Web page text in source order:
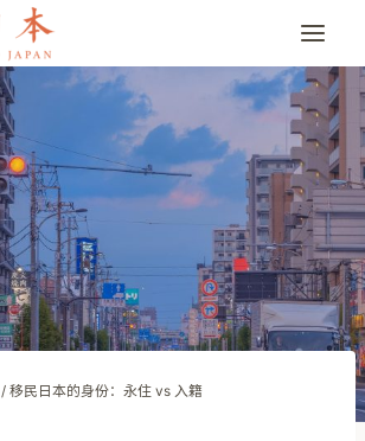
/ 移民日本的身份：永住 vs 入籍